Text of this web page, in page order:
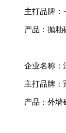
主打品牌
产品：抛釉
企业名称：
主打品牌：
产品：外墙